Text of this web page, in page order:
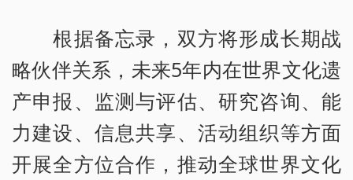
根据备忘录，双方将形成长期战
略伙伴关系，未来5年内在世界文化遗
产申报、监测与评估、研究咨询、能
力建设、信息共享、活动组织等方面
开展全方位合作，推动全球世界文化